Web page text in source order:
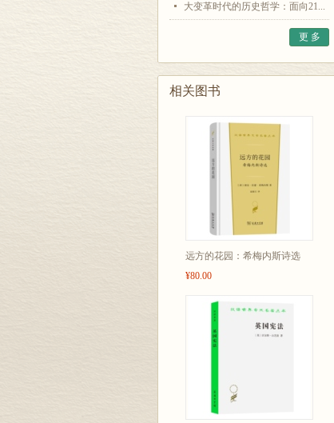
大变革时代的历史哲学：面向21...
更 多
相关图书
远方的花园：希梅内斯诗选
¥80.00